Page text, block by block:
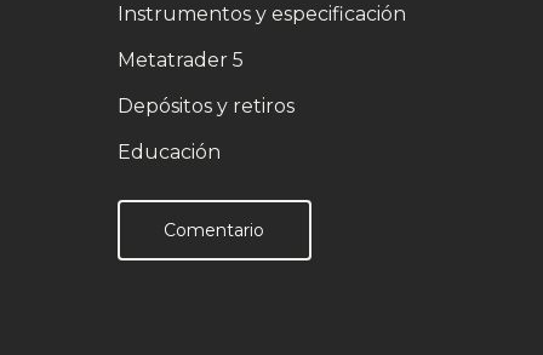
Instrumentos y especificación
Metatrader 5
Depósitos y retiros
Educación
Comentario